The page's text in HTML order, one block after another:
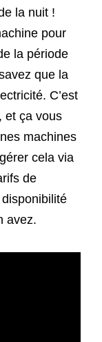
la nuit !
pour
la période
que la
C’est
et ça vous
machines
cela via
de
disponibilité
avez.